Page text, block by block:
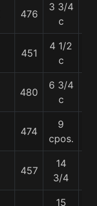
476
3 3/4
c
451
4 1/2
c
480
6 3/4
c
474
9
cpos.
457
14
3/4
15